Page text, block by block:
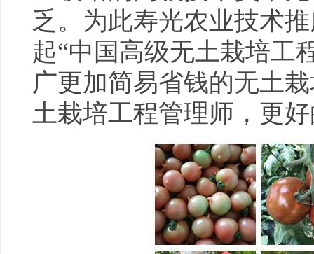
乏。为此寿光农业技术
起“中国高级无土栽培工
广更加简易省钱的无土
土栽培工程管理师，更